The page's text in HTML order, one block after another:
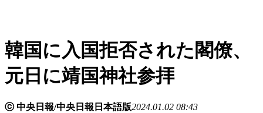
韓国に入国拒否された閣僚、
元日に靖国神社参拝
ⓒ 中央日報/中央日報日本語版2024.01.02 08:43